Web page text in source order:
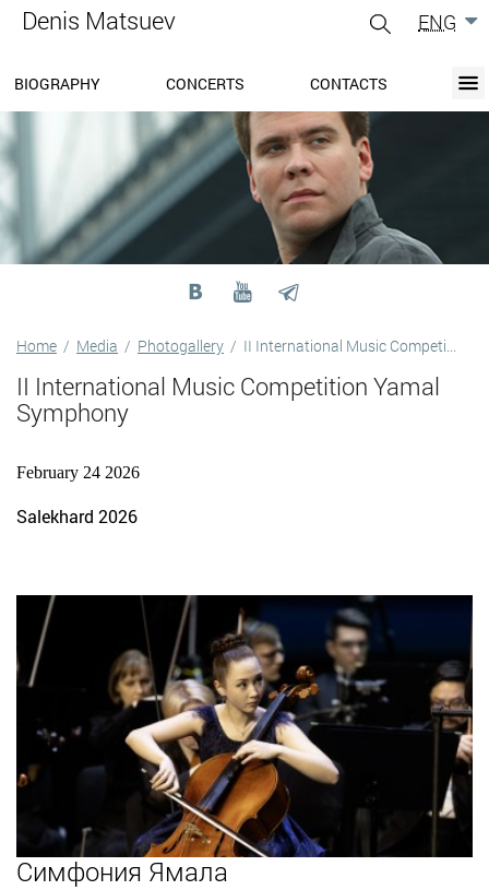
Denis Matsuev ENG
BIOGRAPHY CONCERTS
CONTACTS
BIOGRAPHY
CONCERTS
BLOG
DISCOGRAPHY
PRESS-CENTER
Home / Media / Photogallery / II International Music Competi...
II International Music Competition Yamal
Symphony
February 24 2026
Salekhard 2026
Симфония Ямала